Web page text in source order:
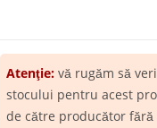
Atenţie: vă rugăm să
stocului pentru acest
de către producător